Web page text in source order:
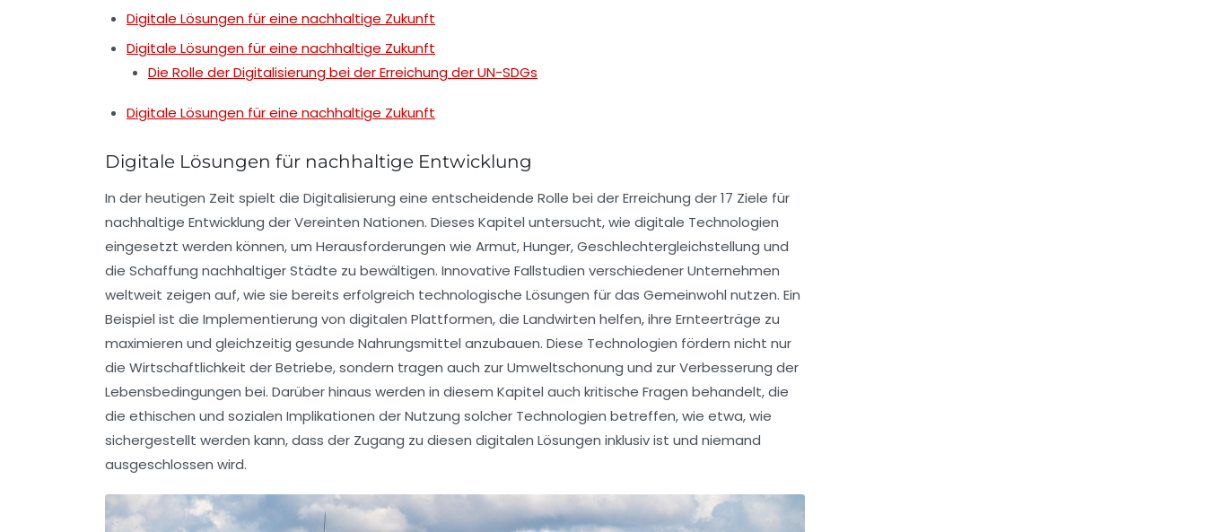
Digitale Lösungen für eine nachhaltige Zukunft
Digitale Lösungen für eine nachhaltige Zukunft
Die Rolle der Digitalisierung bei der Erreichung der UN-SDGs
Digitale Lösungen für eine nachhaltige Zukunft
Digitale Lösungen für nachhaltige Entwicklung
In der heutigen Zeit spielt die Digitalisierung eine entscheidende Rolle bei der Erreichung der17 Ziele für
nachhaltige Entwicklung der Vereinten Nationen. Dieses Kapitel untersucht, wie digitale Technologien
eingesetzt werden können, um Herausforderungen wie Armut,Hunger,Geschlechtergleichstellung und
die Schaffung nachhaltiger Städte zu bewältigen. Innovative Fallstudien verschiedener Unternehmen
weltweit zeigen auf, wie sie bereits erfolgreich technologische Lösungen für das Gemeinwohl nutzen. Ein
Beispiel ist die Implementierung von digitalen Plattformen, die Landwirten helfen, ihre Ernteerträge zu
maximieren und gleichzeitig gesunde Nahrungsmittel anzubauen. Diese Technologien fördern nicht nur
die Wirtschaftlichkeit der Betriebe, sondern tragen auch zurUmweltschonung und zur Verbesserung der
Lebensbedingungen bei. Darüber hinaus werden in diesem Kapitel auch kritische Fragen behandelt, die
die ethischen und sozialen Implikationen der Nutzung solcher Technologien betreffen, wie etwa, wie
sichergestellt werden kann, dass der Zugang zu diesen digitalen Lösungen inklusivist und niemand
ausgeschlossen wird.